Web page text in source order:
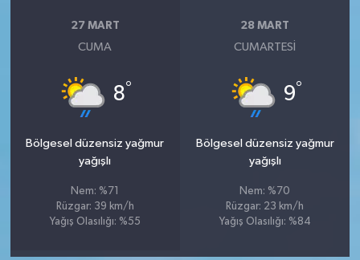
27 MART
CUMA
8°
Bölgesel düzensiz yağmur
yağışlı
Nem: %71
Rüzgar: 39 km/h
Yağış Olasılığı: %55
28 MART
CUMARTESI
9°
Bölgesel düzensiz yağmur
yağışlı
Nem: %70
Rüzgar: 23 km/h
Yağış Olasılığı: %84